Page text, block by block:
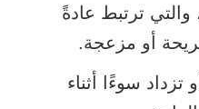
ترتبط عادةً
أو مزعجة.
سوءًا أثناء